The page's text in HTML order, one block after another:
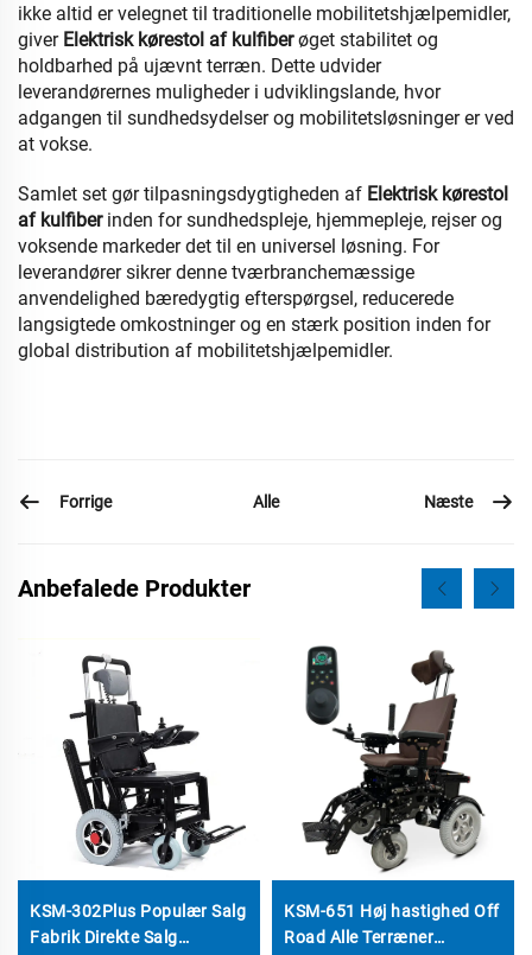
ikke altid er velegnet til traditionelle mobilitetshjælpemidler,
giver Elektrisk kørestol af kulfiberøget stabilitet og
holdbarhed på ujævnt terræn. Dette udvider
leverandørernes muligheder i udviklingslande, hvor
adgangen til sundhedsydelser og mobilitetsløsninger er ved
at vokse.
Samlet set gør tilpasningsdygtigheden af Elektrisk kørestol
af kulfiber inden for sundhedspleje, hjemmepleje, rejser og
voksende markeder det til en universel løsning. For
leverandører sikrer denne tværbranchemæssige
anvendelighed bæredygtig efterspørgsel, reducerede
langsigtede omkostninger og en stærk position inden for
global distribution af mobilitetshjælpemidler.
Forrige Alle Næste
Anbefalede Produkter
KSM-302Plus Populær Salg
Fabrik Direkte Salg
KSM-651 Høj hastighed Off
Road Alle Terræner